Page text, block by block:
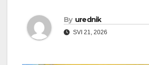
By urednik
SVI 21, 2026